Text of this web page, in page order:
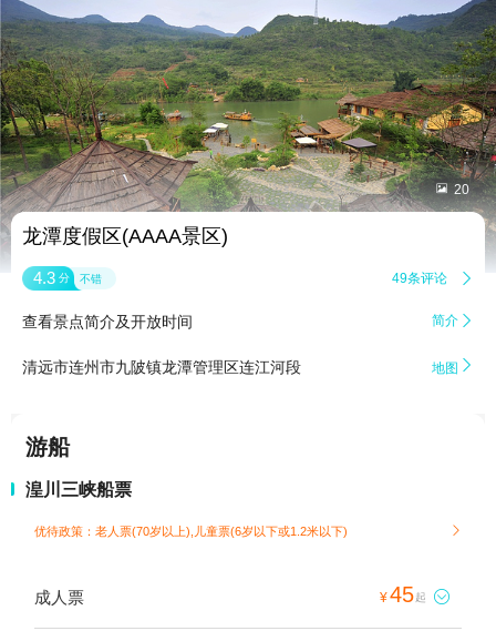
 20
龙潭度假区(AAAA景区)
4.3 分 不错 49条评论 
查看景点简介及开放时间 简介 
清远市连州市九陂镇龙潭管理区连江河段 地图 
游船
湟川三峡船票
优待政策：老人票(70岁以上),儿童票(6岁以下或1.2米以下) 
成人票 ¥45起 
